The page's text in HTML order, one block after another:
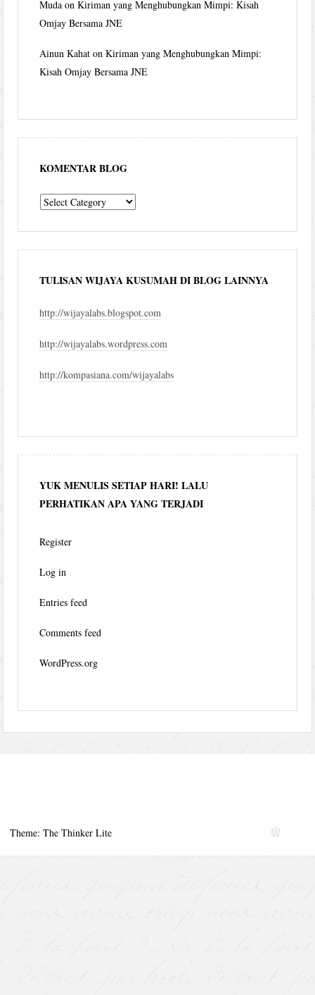
Muda onKiriman yang Menghubungkan Mimpi: Kisah
Omjay Bersama JNE
Ainun Kahat onKiriman yang Menghubungkan Mimpi:
Kisah Omjay Bersama JNE
KOMENTAR BLOG
komentar
TULISAN WIJAYA KUSUMAH DI BLOG LAINNYA
http://wijayalabs.blogspot.com
http://wijayalabs.wordpress.com
http://kompasiana.com/wijayalabs
YUK MENULIS SETIAP HARI! LALU
PERHATIKAN APA YANG TERJADI
Register
Log in
Entries feed
Comments feed
WordPress.org
Theme: The Thinker Lite